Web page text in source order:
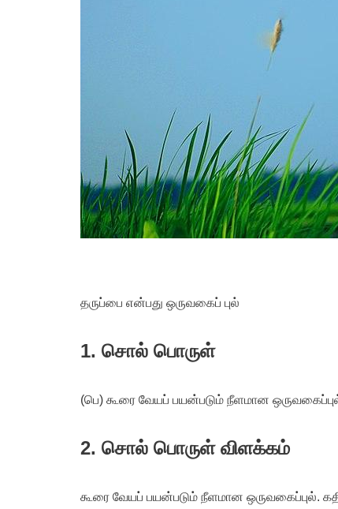
தருப்பை என்பது ஒருவகைப் புல்
1. சொல் பொருள்
(பெ) கூரை வேயப் பயன்படும் நீளமான
2. சொல் பொருள் விளக்கம்
கூரை வேயப் பயன்படும் நீளமான ஒருவகைப்புல்.